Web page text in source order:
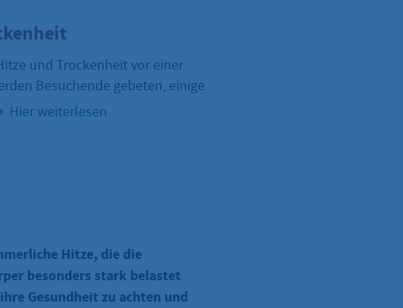
und Trockenheit vor einer
Besuchende gebeten, einige
Hier weiterlesen
Hitze, die die
besonders stark belastet
Gesundheit zu achten und